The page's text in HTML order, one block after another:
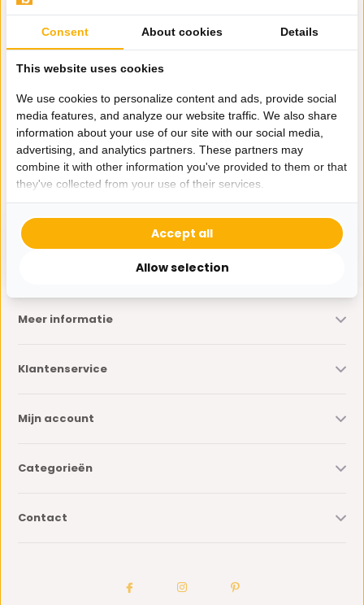
0162-231130
klantenservice@bazaaronline.nl
Ontvang de nieuwste aanbiedingen en promoties. We zullen
je niet spammen, beloofd.
Abonneer
Meer informatie
Klantenservice
Mijn account
Categorieën
Contact
Consent About cookies Details
This website uses cookies
We use cookies to personalize content and ads, provide social
media features, and analyze our website traffic. We also share
information about your use of our site with our social media,
advertising, and analytics partners. These partners may
combine it with other information you've provided to them or that
they've collected from your use of their services.
Allow selection
Accept all